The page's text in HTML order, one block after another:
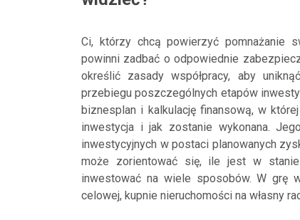
Ci, którzy chcą powierzyć pomnażanie
powinni zadbać o odpowiednie
określić zasady współpracy, aby
przebiegu poszczególnych etapów
biznesplan i kalkulację finansową, w
inwestycja i jak zostanie wykonana.
inwestycyjnych w postaci planowanych
może zorientować się, ile jest w
inwestować na wiele sposobów. W grę
celowej, kupnie nieruchomości na własny